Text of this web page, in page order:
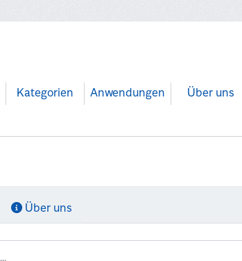
Kategorien Anwendungen Über uns
Über uns